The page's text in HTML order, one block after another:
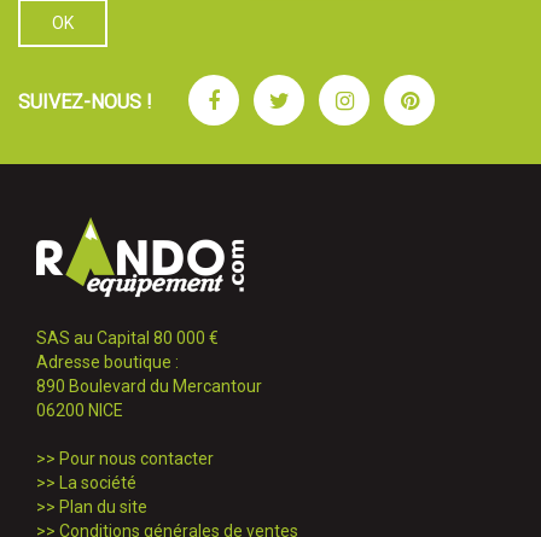
SUIVEZ-NOUS ! FacebookTwitterInstagramPinterest
SAS au Capital 80 000 €
Adresse boutique :
890 Boulevard du Mercantour
06200 NICE
>> Pour nous contacter
>>
La société
>> Plan du site
>> Conditions générales de ventes